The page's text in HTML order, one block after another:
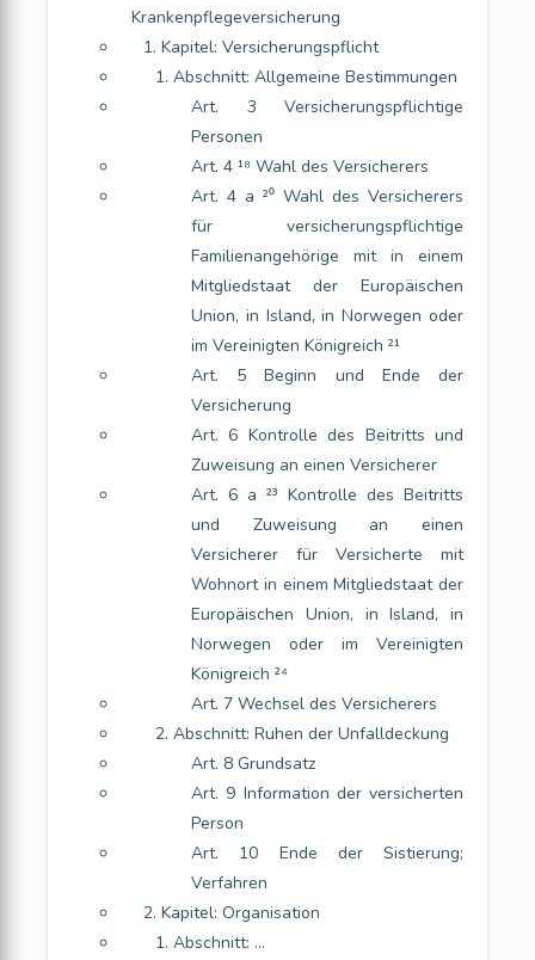
Krankenpflegeversicherung
1. Kapitel: Versicherungspflicht
1. Abschnitt: Allgemeine Bestimmungen
Art. 3 Versicherungspflichtige
Personen
Art. 4 ¹⁸ Wahl des Versicherers
Art. 4 a ²⁰ Wahl des Versicherers
für versicherungspflichtige
Familienangehörige mit in einem
Mitgliedstaat der Europäischen
Union, in Island, in Norwegen oder
im Vereinigten Königreich ²¹
Art. 5 Beginn und Ende der
Versicherung
Art. 6 Kontrolle des Beitritts und
Zuweisung an einen Versicherer
Art. 6 a ²³ Kontrolle des Beitritts
und Zuweisung an einen
Versicherer für Versicherte mit
Wohnort in einem Mitgliedstaat der
Europäischen Union, in Island, in
Norwegen oder im Vereinigten
Königreich ²⁴
Art. 7 Wechsel des Versicherers
2. Abschnitt: Ruhen der Unfalldeckung
Art. 8 Grundsatz
Art. 9 Information der versicherten
Person
Art. 10 Ende der Sistierung;
Verfahren
2. Kapitel: Organisation
1. Abschnitt: …